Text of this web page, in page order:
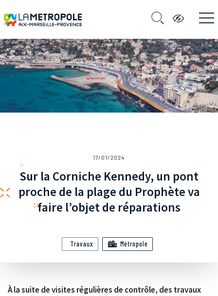
17/01/2024
Sur la Corniche Kennedy, un pont
proche de la plage du Prophète va
faire l’objet de réparations
Travaux Métropole
À la suite de visites régulières de contrôle, des travaux